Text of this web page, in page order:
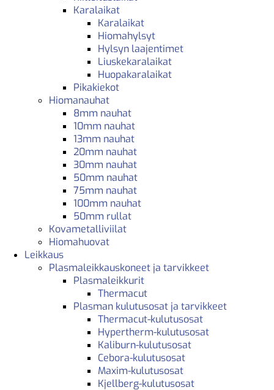
Karalaikat
Karalaikat
Hiomahylsyt
Hylsyn laajentimet
Liuskekaralaikat
Huopakaralaikat
Pikakiekot
Hiomanauhat
8mm nauhat
10mm nauhat
13mm nauhat
20mm nauhat
30mm nauhat
50mm nauhat
75mm nauhat
100mm nauhat
50mm rullat
Kovametalliviilat
Hiomahuovat
Leikkaus
Plasmaleikkauskoneet ja tarvikkeet
Plasmaleikkurit
Thermacut
Plasman kulutusosat ja tarvikkeet
Thermacut-kulutusosat
Hypertherm-kulutusosat
Kaliburn-kulutusosat
Cebora-kulutusosat
Maxim-kulutusosat
Kjellberg-kulutusosat